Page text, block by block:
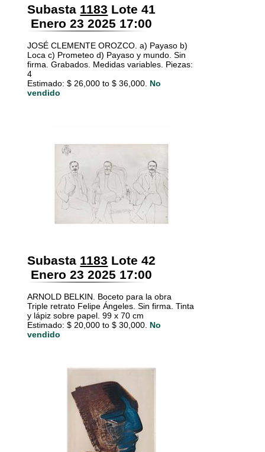
Subasta 1183 Lote 41
Enero 23 2025 17:00
JOSÉ CLEMENTE OROZCO. a) Payaso b)
Loca c) Prometeo d) Payaso y mundo. Sin
firma. Grabados. Medidas variables. Piezas:
4
Estimado: $ 26,000 to $ 36,000. No
vendido
Subasta 1183 Lote 42
Enero 23 2025 17:00
ARNOLD BELKIN. Boceto para la obra
Triple retrato Felipe Ángeles. Sin firma. Tinta
y lápiz sobre papel. 99 x 70 cm
Estimado: $ 20,000 to $ 30,000. No
vendido